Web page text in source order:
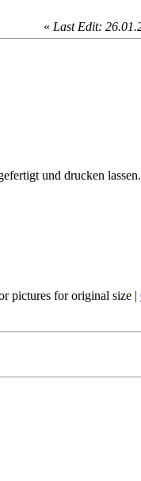
« Last Edit:
und drucken lassen.
pictures for original size |